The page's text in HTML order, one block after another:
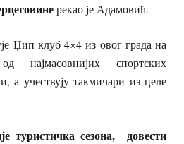
рекао је Адамовић.
Џип клуб 4×4 из овог града на
најмасовнијих спортских
а учествују такмичари из целе
туристичка сезона, довести